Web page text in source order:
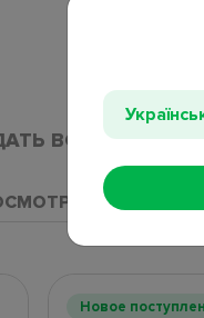
ВОПРОС
Новое